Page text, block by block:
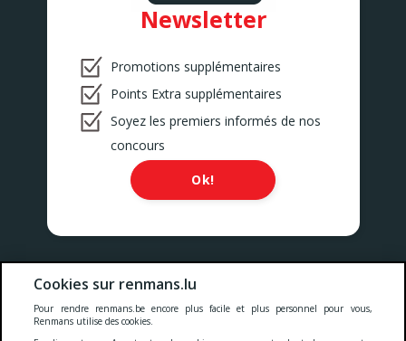
Newsletter
Promotions supplémentaires
Points Extra supplémentaires
Soyez les premiers informés de nos
concours
Ok!
Nos prix comprennent toutes les taxes, la TVA, les droits et les
Cookies sur renmans.lu
Pour rendre renmans.be encore plus facile et plus personnel pour vous,
Renmans utilise des cookies.